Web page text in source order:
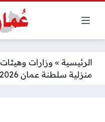
الرئيسية » وزارات وهيئات
منزلية سلطنة عمان 2026